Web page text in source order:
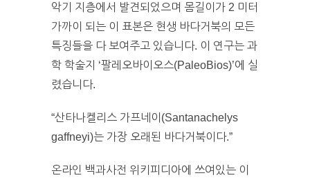
악기 지층에서 발견되었으며 몸길이가 2 미터
가까이 되는 이 표본은 현생 바다거북의 모든
특징들을 다 보여주고 있습니다. 이 연구는 과
학 학술지 ‘팔레오바이오스(PaleoBios)’에 실
렸습니다.
“산타나켈리스 가프네이(Santanachelys
gaffneyi)는 가장 오래된 바다거북이다.”
온라인 백과사전 위키피디아에 쓰여있는 이